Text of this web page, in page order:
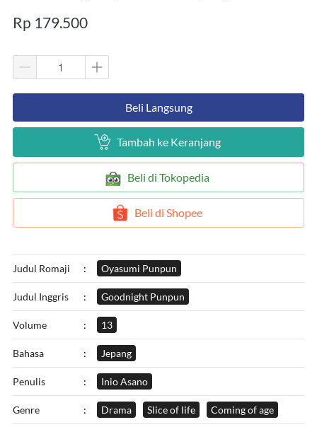
Rp 179.500
`Beli Langsung
` Tambah ke Keranjang
` Beli di Tokopedia
` Beli di Shopee
Judul Romaji : Oyasumi Punpun
Judul Inggris : Goodnight Punpun
Volume : 13
Bahasa : Jepang
Penulis : Inio Asano
Genre : Drama Slice of life Coming of age